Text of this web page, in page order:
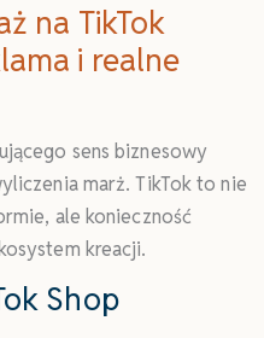
na TikTok
i realne
sens biznesowy
marż. TikTok to nie
ale konieczność
kreacji.
Shop